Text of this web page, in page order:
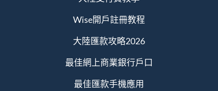
Wise開戶註冊教程
大陸匯款攻略2026
最佳網上商業銀行戶口
最佳匯款手機應用